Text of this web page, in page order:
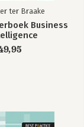
ter Braake
Business